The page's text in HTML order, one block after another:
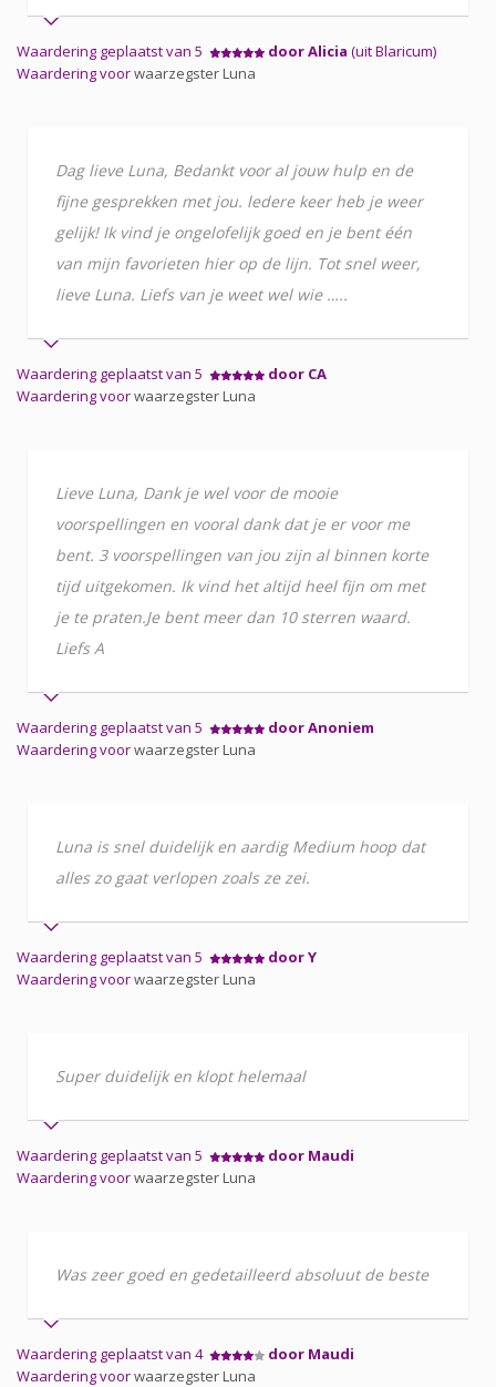
Waardering geplaatst van 5 door Alicia (uit Blaricum)
Waardering voorwaarzegster Luna
Dag lieve Luna, Bedankt voor al jouw hulp en de
fijne gesprekken met jou. ledere keer heb je weer
gelijk! Ik vind je ongelofelijk goed en je bent één
van mijn favorieten hier op de lijn. Tot snel weer,
lieve Luna. Liefs van je weet wel wie …..
Waardering geplaatst van 5
door CA
Waardering voorwaarzegster Luna
Lieve Luna, Dank je wel voor de mooie
voorspellingen en vooral dank dat je er voor me
bent. 3 voorspellingen van jou zijn al binnen korte
tijd uitgekomen. Ik vind het altijd heel fijn om met
je te praten.Je bent meer dan 10 sterren waard.
Liefs A
Waardering geplaatst van 5
door Anoniem
Waardering voorwaarzegster Luna
Luna is snel duidelijk en aardig Medium hoop dat
alles zo gaat verlopen zoals ze zei.
Waardering geplaatst van 5
door Y
Waardering voorwaarzegster Luna
Super duidelijk en klopt helemaal
Waardering geplaatst van 5
door Maudi
Waardering voorwaarzegster Luna
Was zeer goed en gedetailleerd absoluut de beste
Waardering geplaatst van 4
door Maudi
Waardering voorwaarzegster Luna